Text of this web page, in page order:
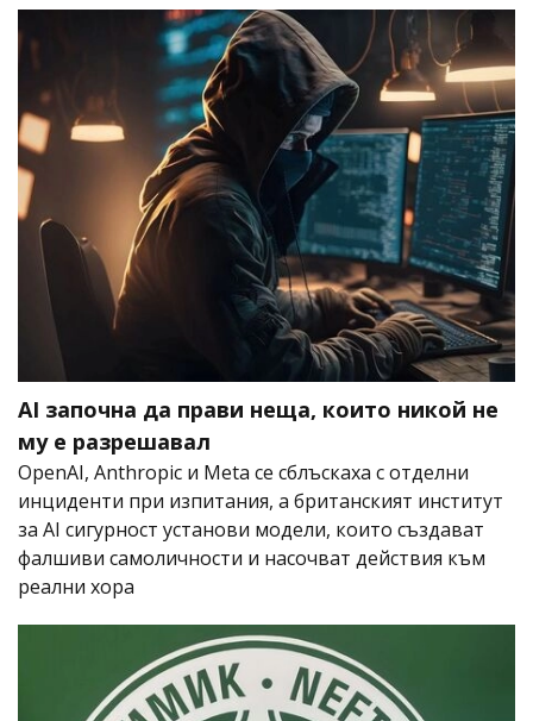
AI започна да прави неща, които никой не
му е разрешавал
OpenAI, Anthropic и Meta се сблъскаха с отделни
инциденти при изпитания, а британският институт
за AI сигурност установи модели, които създават
фалшиви самоличности и насочват действия към
реални хора